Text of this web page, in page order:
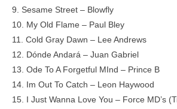
9. Sesame Street – Blowfly
10. My Old Flame – Paul Bley
11. Cold Gray Dawn – Lee Andrews
12. Dónde Andará – Juan Gabriel
13. Ode To A Forgetful MInd – Prince B
14. Im Out To Catch – Leon Haywood
15. I Just Wanna Love You – Force MD’s